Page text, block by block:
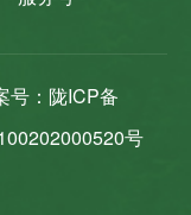
号：陇ICP备
号